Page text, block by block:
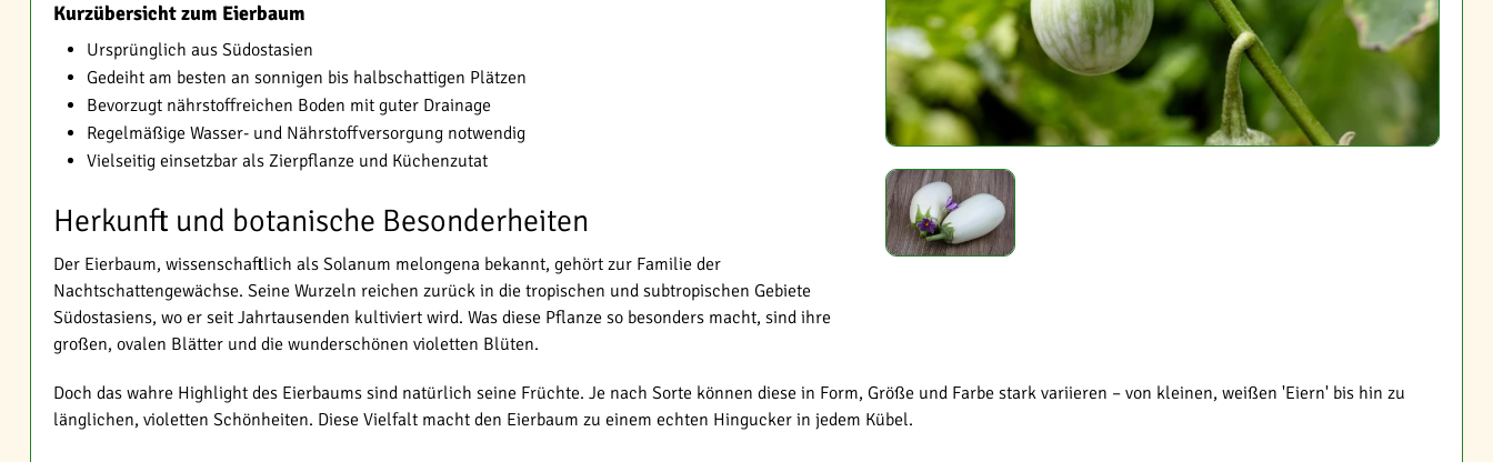
Kurzübersicht zum Eierbaum
Ursprünglich aus Südostasien
Gedeiht am besten an sonnigen bis halbschattigen Plätzen
Bevorzugt nährstoffreichen Boden mit guter Drainage
Regelmäßige Wasser- und Nährstoffversorgung notwendig
Vielseitig einsetzbar als Zierpflanze und Küchenzutat
Herkunft und botanische Besonderheiten
Der Eierbaum, wissenschaftlich als Solanum melongena bekannt, gehört zur Familie der
Nachtschattengewächse. Seine Wurzeln reichen zurück in die tropischen und subtropischen Gebiete
Südostasiens, wo er seit Jahrtausenden kultiviert wird. Was diese Pflanze so besonders macht, sind ihre
großen, ovalen Blätter und die wunderschönen violetten Blüten.
Doch das wahre Highlight des Eierbaums sind natürlich seine Früchte. Je nach Sorte können diese in Form, Größe und Farbe stark variieren – von kleinen, weißen 'Eiern' bis hin zu
länglichen, violetten Schönheiten. Diese Vielfalt macht den Eierbaum zu einem echten Hingucker in jedem Kübel.